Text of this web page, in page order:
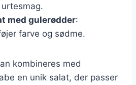
med gulerødder:
farve og sødme.
kombineres med
en unik salat, der passer